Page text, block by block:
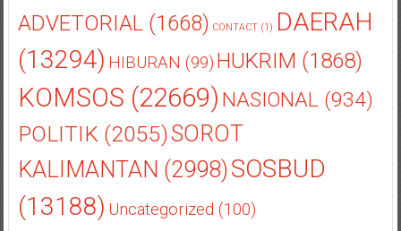
ADVETORIAL(1668) CONTACT(1) DAERAH
(13294) HIBURAN (99) HUKRIM (1868)
KOMSOS (22669) NASIONAL(934)
POLITIK(2055)SOROT
KALIMANTAN (2998)SOSBUD
(13188) Uncategorized (100)